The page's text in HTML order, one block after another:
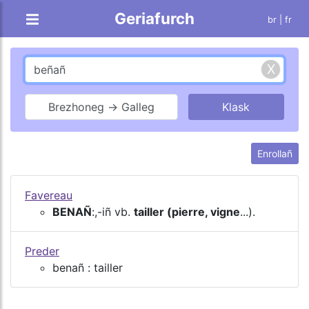
Geriafurch br | fr
Brezhoneg → Galleg
Enrollañ
Favereau
BENAÑ:,-iñ vb. tailler (pierre, vigne...).
Preder
benañ : tailler